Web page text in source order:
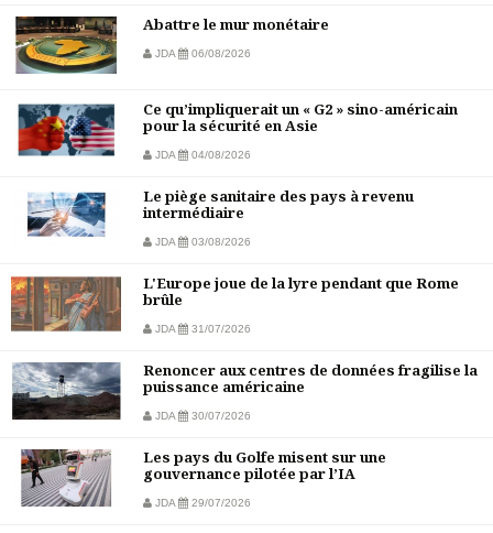
Abattre le mur monétaire
JDA 06/08/2026
Ce qu’impliquerait un « G2 » sino-américain
pour la sécurité en Asie
JDA 04/08/2026
Le piège sanitaire des pays à revenu
intermédiaire
JDA 03/08/2026
L'Europe joue de la lyre pendant que Rome
brûle
JDA 31/07/2026
Renoncer aux centres de données fragilise la
puissance américaine
JDA 30/07/2026
Les pays du Golfe misent sur une
gouvernance pilotée par l’IA
JDA 29/07/2026